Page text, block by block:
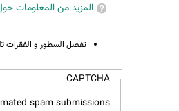
المزيد من المعلومات
تفصل السطور و الفقرات
CAPTCHA
spam submissions.